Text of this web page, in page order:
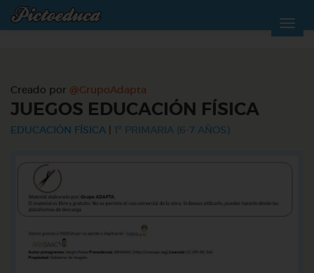
Creado por @GrupoAdapta
JUEGOS EDUCACIÓN FÍSICA
EDUCACIÓN FÍSICA 1º PRIMARIA (6-7 AÑOS)